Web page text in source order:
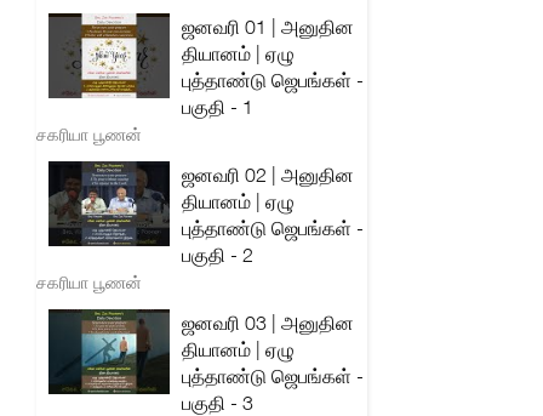
ஜனவரி 01 | அனுதின
தியானம் | ஏழு
புத்தாண்டு ஜெபங்கள் -
பகுதி - 1
சகரியா பூணன்
ஜனவரி 02 | அனுதின
தியானம் | ஏழு
புத்தாண்டு ஜெபங்கள் -
பகுதி - 2
சகரியா பூணன்
ஜனவரி 03 | அனுதின
தியானம் | ஏழு
புத்தாண்டு ஜெபங்கள் -
பகுதி - 3